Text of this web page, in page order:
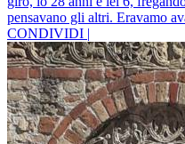
pensavano gli altri. Eravamo
CONDIVIDI |